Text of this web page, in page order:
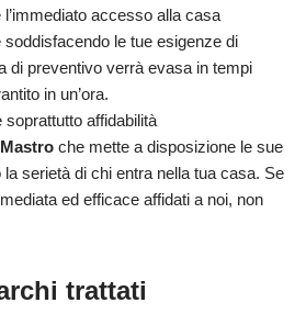
accesso alla casa
le tue esigenze di
di preventivo verrà evasa in tempi
in un’ora.
affidabilità
che mette a disposizione le sue
serietà di chi entra nella tua casa. Se
ed efficace affidati a noi, non
trattati